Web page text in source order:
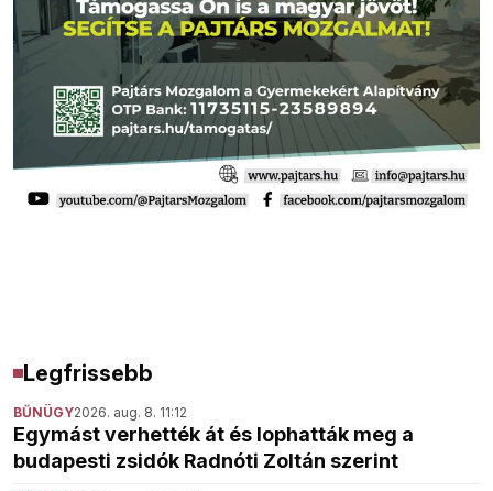
Legfrissebb
BŰNÜGY2026. aug. 8. 11:12
Egymást verhették át és lophatták meg a
budapesti zsidók Radnóti Zoltán szerint